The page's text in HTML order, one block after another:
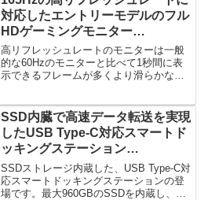
対応したエントリーモデルのフル
HDゲーミングモニター
「27GQ50F-B」「24GQ50F-B」
登場！
高リフレッシュレートのモニターは一般
的な60Hzのモニターと比べて1秒間に表
示できるフレームが多くより滑らかな映
SSD内臓で高速データ転送を実現
したUSB Type-C対応スマートド
ッキングステーション
「TUNEWEAR ALMIGHTY
DOCK CS1」登場！
SSDストレージ内蔵した、USB Type-C対
応スマートドッキングステーションの登
場です。最大960GBのSSDを内蔵し、持